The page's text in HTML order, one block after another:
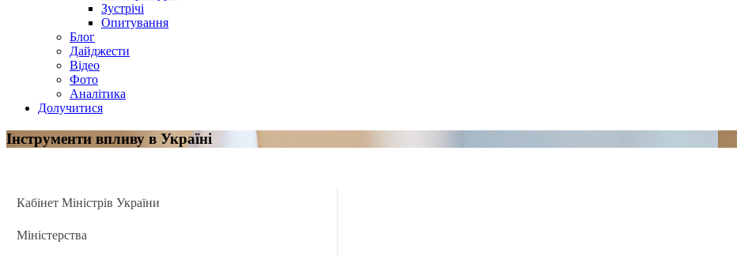
Зустрічі
Опитування
Блог
Дайджести
Відео
Фото
Аналітика
Долучитися
Інструменти впливу в Україні
Кабінет Міністрів України
Міністерства